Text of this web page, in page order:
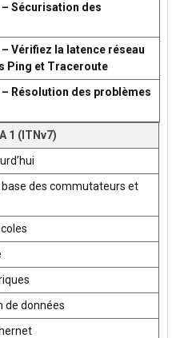
Sécurisation des
Vérifiez la latence réseau
Ping et Traceroute
Résolution des problèmes
1 (ITNv7)
des commutateurs et
de données